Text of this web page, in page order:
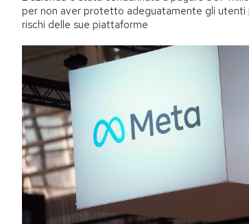
per non aver protetto adeguatamente gli utenti
rischi delle sue piattaforme